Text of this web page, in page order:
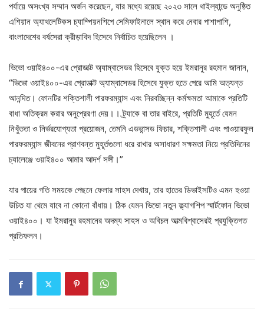
পর্যায়ে অসংখ্য সম্মান অর্জন করেছেন, যার মধ্যে রয়েছে ২০২৩ সালে থাইল্যান্ডে অনুষ্ঠিত
এশিয়ান অ্যাথলেটিকস চ্যাম্পিয়নশিপে সেমিফাইনালে স্থান করে নেবার পাশাপাশি,
বাংলাদেশের বর্ষসেরা ক্রীড়াবিদ হিসেবে নির্বাচিত হয়েছিলেন ।
ভিভো ওয়াই৪০০-এর প্রোডাক্ট অ্যাম্বাসেডর হিসেবে যুক্ত হয়ে ইমরানুর রহমান জানান,
“ভিভো ওয়াই৪০০-এর প্রোডাক্ট অ্যাম্বাসেডর হিসেবে যুক্ত হতে পেরে আমি অত্যন্ত
আনন্দিত। ফোনটির শক্তিশালী পারফরম্যান্স এবং নিরবচ্ছিন্ন কর্মক্ষমতা আমাকে প্রতিটি
বাধা অতিক্রম করার অনুপ্রেরণা দেয়।। ট্র্যাকে বা তার বাইরে, প্রতিটি মুহূর্তে যেমন
নিখুঁততা ও নির্ভরযোগ্যতা প্রয়োজন, তেমনি এডভান্সড ফিচার, শক্তিশালী এবং পাওয়ারফুল
পারফরম্যান্স জীবনের প্রাণবন্ত মুহূর্তগুলো ধরে রাখার অসাধারণ সক্ষমতা নিয়ে প্রতিদিনের
চ্যালেঞ্জে ওয়াই৪০০ আমার আদর্শ সঙ্গী।”
যার পায়ের গতি সময়কে পেছনে ফেলার সাহস দেখায়, তার হাতের ডিভাইসটিও এমন হওয়া
উচিত যা থেমে যাবে না কোনো বাঁধায়। ঠিক যেমন ভিভো নতুন ফ্ল্যাগশিপ স্মার্টফোন ভিভো
ওয়াই৪০০। যা ইমরানুর রহমানের অদম্য সাহস ও অবিচল আত্মবিশ্বাসেরই প্রযুক্তিগত
প্রতিফলন।